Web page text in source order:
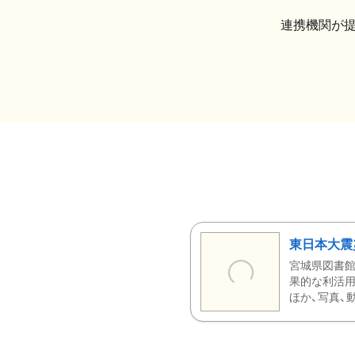
連携機関が
東日本大
宮城県図書
果的な利活
ほか、写真、